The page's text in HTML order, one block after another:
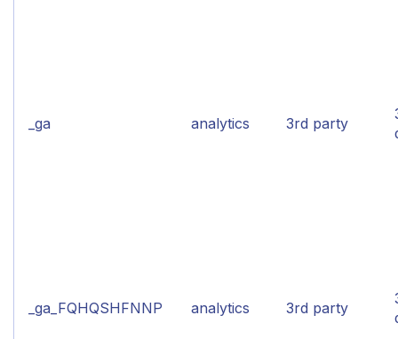
_ga analytics 3rd party
_ga_FQHQSHFNNP analytics 3rd party